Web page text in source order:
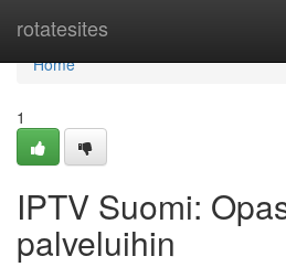
rotatesites
Home
Home
1
IPTV Suomi:
palveluihin